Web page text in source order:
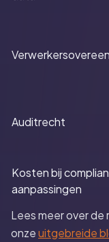
Auditrecht
Kosten bij
aanpassingen
Lees meer over de
onzeuitgebreide